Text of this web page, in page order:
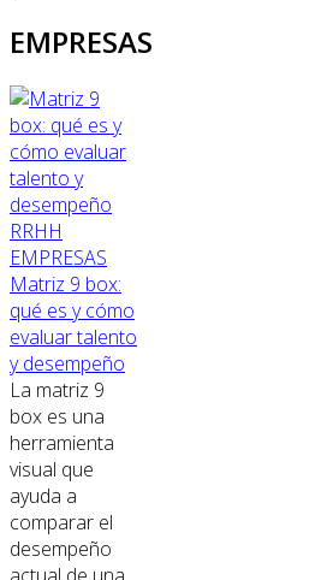
EMPRESAS
RRHH
EMPRESAS
Matriz 9 box:
qué es y cómo
evaluar talento
y desempeño
La matriz 9
box es una
herramienta
visual que
ayuda a
comparar el
desempeño